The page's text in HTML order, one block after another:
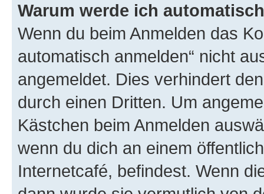
Warum werde ich
Wenn du beim Anmelden das
automatisch anmelden“ nicht
angemeldet. Dies verhindert
durch einen Dritten. Um
Kästchen beim Anmelden
wenn du dich an einem
Internetcafé, befindest. Wenn